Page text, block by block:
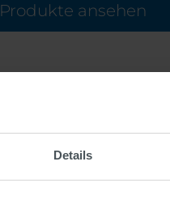
Details
Produkte ansehen